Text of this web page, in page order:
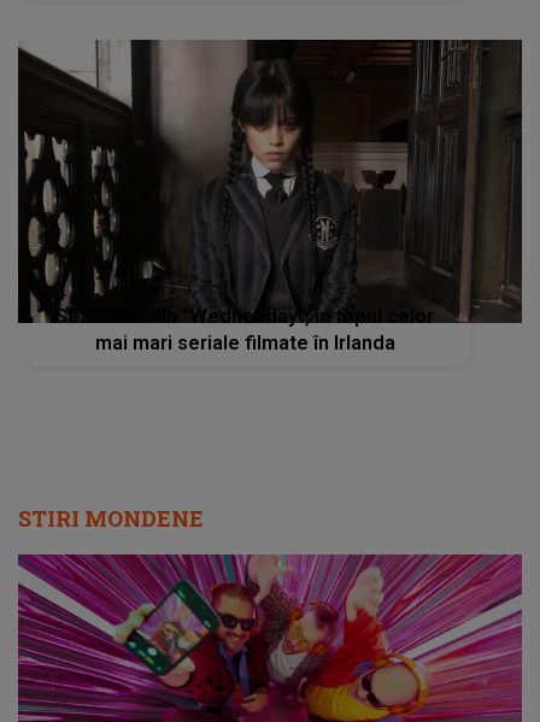
Sezonul 2 din "Wednesday", în topul celor
mai mari seriale filmate în Irlanda
STIRI MONDENE